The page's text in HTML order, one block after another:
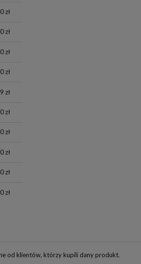
zł
zł
zł
zł
zł
zł
zł
zł
zł
zł
od klientów, którzy kupili dany produkt.